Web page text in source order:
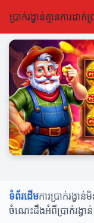
ប្រាក់រង្វាន់គ្មានការដាក់
ទំព័រដើមការប្រាក់រង្វាន់
ចំណេះដឹងអំពីប្រាក់រង្វាន់